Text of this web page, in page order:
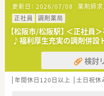
■薬剤師が中心の会社だ
種多様に用意されています
■店舗拡大に伴い、エリ
トのポジションも増えま
■在宅や教育等の専門性
とも可能です。
■その他にも、管理部門
域は多種多様です。
■在宅実施店舗は年々増
更新日： 2026/07/08 薬剤師求
正社員
調剤薬局
【松阪市/松阪駅】 ＜正社員
♪福利厚生充実の調剤併設
検討
年間休日120日以上 土日祝休